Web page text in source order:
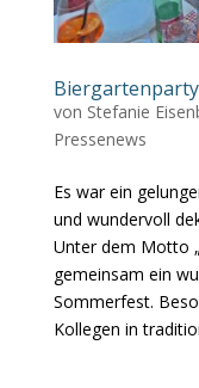
von Stefanie
Pressenews
Es war ein
und wundervoll
Unter dem Motto
gemeinsam ein
Sommerfest.
Kollegen in